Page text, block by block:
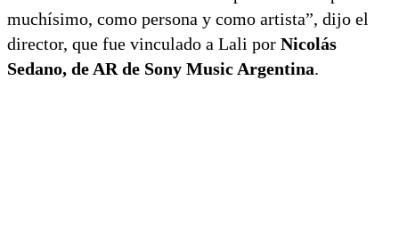
muchísimo, como persona y como artista”, dijo el
director, que fue vinculado a Lali por Nicolás
Sedano, de AR de Sony Music Argentina.